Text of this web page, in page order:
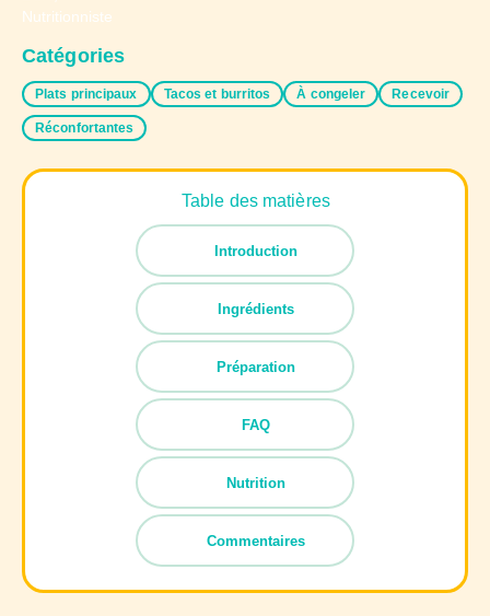
Catégories
Plats principaux Tacos et burritos À congeler Recevoir
Réconfortantes
Table des matières
Introduction
Ingrédients
Préparation
FAQ
Nutrition
Commentaires